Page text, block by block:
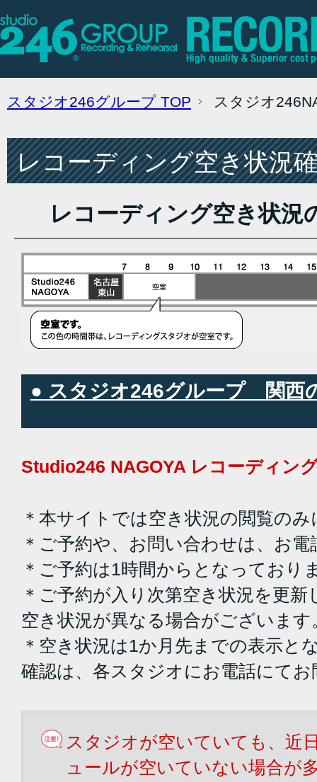
スタジオ246グループ TOP スタジオ
レコーディング空き状況
レコーディング空き状況
● スタジオ246グループ 関西
Studio246 NAGOYA レコーディン
＊本サイトでは空き状況の閲覧の
＊ご予約や、お問い合わせは、お
＊ご予約は1時間からとなっており
＊ご予約が入り次第空き状況を更
空き状況が異なる場合がございます
＊空き状況は1か月先までの表示と
確認は、各スタジオにお電話にて
スタジオが空いていても、近
ュールが空いていない場合が